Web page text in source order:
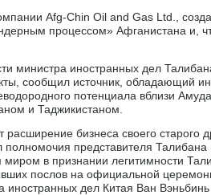
Afg-Chin Oil and Gas Ltd.,
процессом» Афганистана и,
министра иностранных дел
сообщил источник, обладающий
потенциала вблизи
и Таджикистаном.
бизнеса своего старого
представителя Талибана
в признании легитимности
послов на официальной
иностранных дел Китая Ван